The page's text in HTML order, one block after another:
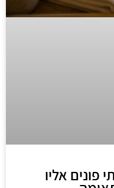
פונים אליו